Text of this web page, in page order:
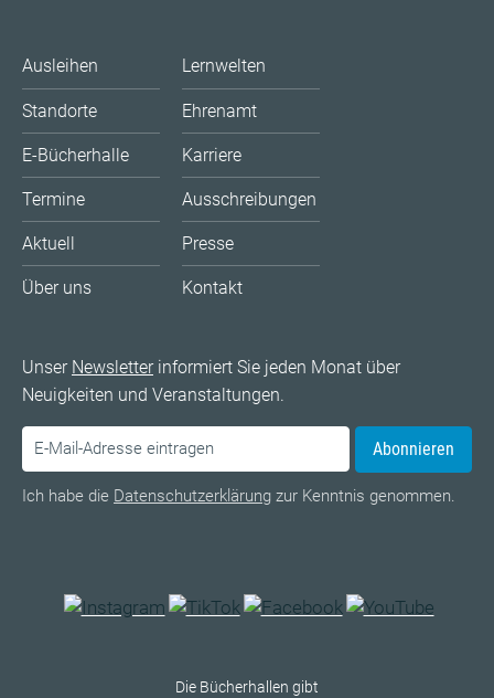
Ausleihen
Standorte
E-Bücherhalle
Termine
Aktuell
Über uns
Lernwelten
Ehrenamt
Karriere
Ausschreibungen
Presse
Kontakt
Unser Newsletterinformiert Sie jeden Monat über
Neuigkeiten und Veranstaltungen.
Abonnieren
Ich habe die Datenschutzerklärung zur Kenntnis genommen.
Die Bücherhallen gibt